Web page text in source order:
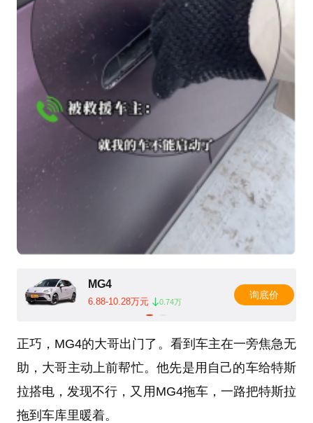
MG4
6.88-10.28万元 0.74万
询底价
正巧，MG4的大哥出门了。看到车主在一旁焦急无
助，大哥主动上前帮忙。他先是用自己的车给特斯
拉搭电，发现不行，又用MG4拖车，一路把特斯拉
拖到车库里暖着。